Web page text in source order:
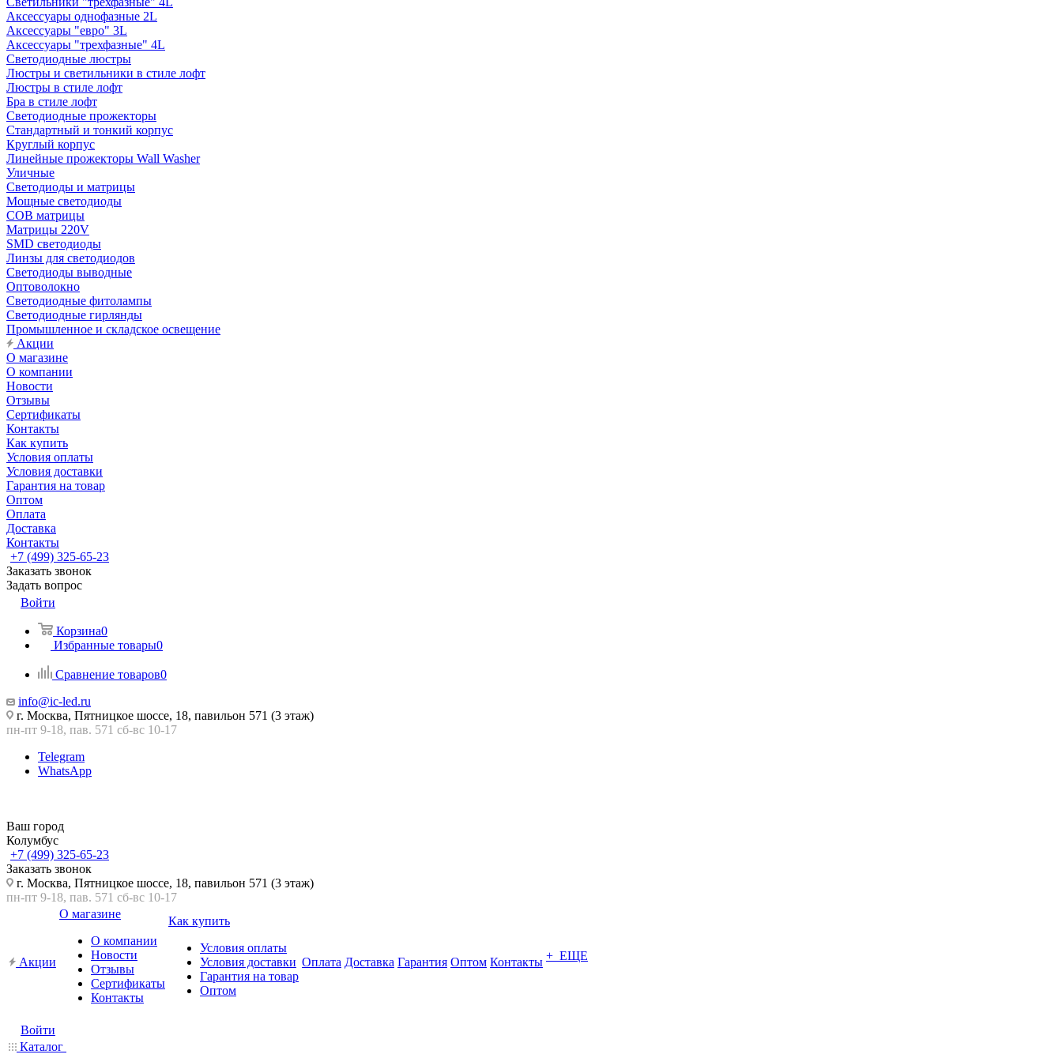
Аксессуары однофазные 2L
Аксессуары "евро" 3L
Аксессуары "трехфазные" 4L
Светодиодные люстры
Люстры и светильники в стиле лофт
Люстры в стиле лофт
Бра в стиле лофт
Светодиодные прожекторы
Стандартный и тонкий корпус
Круглый корпус
Линейные прожекторы Wall Washer
Уличные
Светодиоды и матрицы
Мощные светодиоды
COB матрицы
Матрицы 220V
SMD светодиоды
Линзы для светодиодов
Светодиоды выводные
Оптоволокно
Светодиодные фитолампы
Светодиодные гирлянды
Промышленное и складское освещение
Акции
О магазине
О компании
Новости
Отзывы
Сертификаты
Контакты
Как купить
Условия оплаты
Условия доставки
Гарантия на товар
Оптом
Оплата
Доставка
Контакты
+7 (499) 325-65-23
Заказать звонок
Задать вопрос
Войти
Корзина0
Избранные товары0
Сравнение товаров0
info@ic-led.ru
г. Москва, Пятницкое шоссе, 18, павильон 571 (3 этаж)
пн-пт 9-18, пав. 571 сб-вс 10-17
Telegram
WhatsApp
Ваш город
Колумбус
+7 (499) 325-65-23
Заказать звонок
г. Москва, Пятницкое шоссе, 18, павильон 571 (3 этаж)
пн-пт 9-18, пав. 571 сб-вс 10-17
Акции
О магазине
О компании
Новости
Отзывы
Сертификаты
Контакты
Как купить
Условия оплаты
Условия доставки
Гарантия на товар
Оптом
Оплата Доставка Гарантия Оптом Контакты + ЕЩЕ
Войти
Каталог